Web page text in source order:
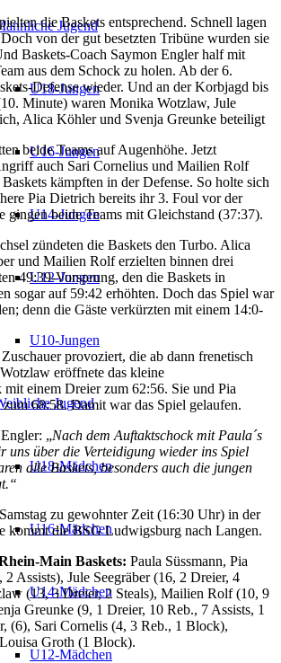
Jugend
U18-Jungen
U16-Jungen
U14-Jungen
U12-Jungen
U10-Jungen
Jugend
U18-Mädchen
U16-Mädchen
U14-Mädchen
U12-Mädchen
die Baskets entsprechend. Schnell lagen
von der gut besetzten Tribüne wurden sie
Baskets-Coach Saymon Engler half mit
aus dem Schock zu holen. Ab der 6.
Defense wieder. Und an der Korbjagd bis
Minute) waren Monika Wotzlaw, Jule
Alica Köhler und Svenja Greunke beteiligt
beide Teams auf Augenhöhe. Jetzt
auch Sari Cornelius und Mailien Rolf
kämpften in der Defense. So holte sich
Pia Dietrich bereits ihr 3. Foul vor der
gingen beide Teams mit Gleichstand (37:37).
zündeten die Baskets den Turbo. Alica
und Mailien Rolf erzielten binnen drei
49:39-Vorsprung, den die Baskets in
sogar auf 59:42 erhöhten. Doch das Spiel war
denn die Gäste verkürzten mit einem 14:0-
provoziert, die ab dann frenetisch
eröffnete das kleine
mit einem Dreier zum 62:56. Sie und Pia
68:58. Damit war das Spiel gelaufen.
„Nach dem Auftaktschock mit Paula´s
uns über die Verteidigung wieder ins Spiel
alle Baskets, besonders auch die jungen
zu gewohnter Zeit (16:30 Uhr) in der
kommt die BSG Ludwigsburg nach Langen.
Main Baskets: Paula Süssmann, Pia
Assists), Jule Seegräber (16, 2 Dreier, 4
(13, 3 Dreier, 2 Steals), Mailien Rolf (10, 9
Greunke (9, 1 Dreier, 10 Reb., 7 Assists, 1
(6), Sari Cornelis (4, 3 Reb., 1 Block),
Groth (1 Block).